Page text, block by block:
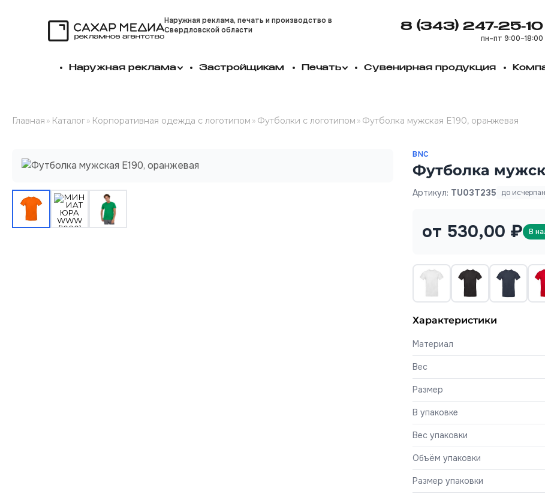
Наружная реклама, печать и производство в
Свердловской области
8 (343) 247-25-10
пн–пт 9:00–18:00
Наружная реклама Застройщикам Печать Сувенирная продукция
Главная » Каталог» Корпоративная одежда с логотипом » Футболки с логотипом » Футболка мужская E190, оранжевая
BNC
Футболка
Артикул: TU03T235 до
от 530,00 ₽ В
Характеристики
Материал
Вес
Размер
В упаковке
Вес упаковки
Объём упаковки
Размер упаковки